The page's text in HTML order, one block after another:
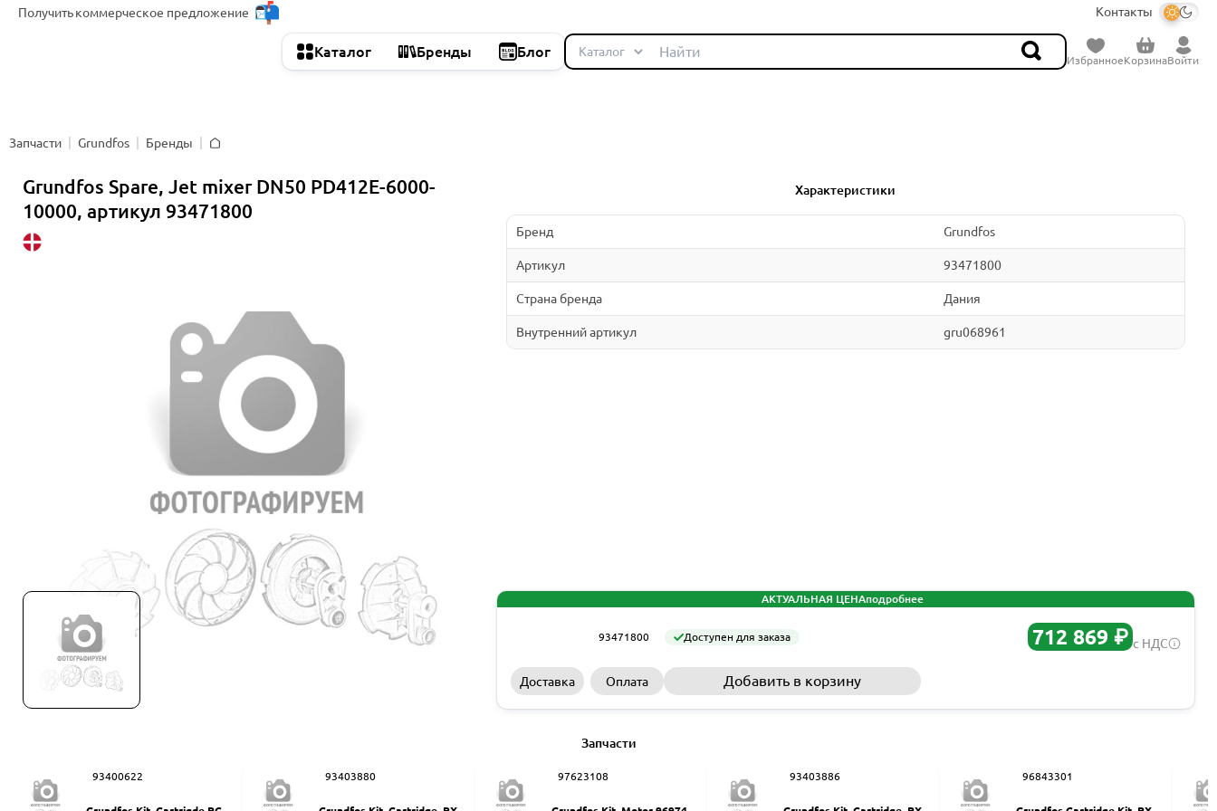
Получитькоммерческое предложение Контакты
Каталог Бренды Блог
ИзбранноеКорзинаВойти
Запчасти Grundfos
Бренды
Grundfos Spare, Jet mixer DN50 PD412E-6000-
10000, артикул 93471800
Характеристики
Бренд Grundfos
Артикул 93471800
Страна бренда Дания
Внутренний артикул gru068961
АКТУАЛЬНАЯ ЦЕНАподробнее
93471800 Доступен для заказа 712 869 ₽ с НДС
Доставка Оплата Добавить в корзину
Запчасти
93400622 93403880 97623108 93403886 96843301